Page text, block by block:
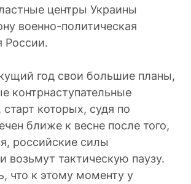
центры Украины
военно-политическая
России.
год свои большие планы,
контрнаступательные
которых, судя по
ближе к весне после того,
российские силы
возьмут тактическую паузу.
что к этому моменту у